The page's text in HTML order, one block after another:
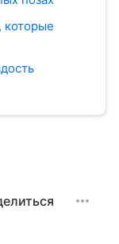
которые